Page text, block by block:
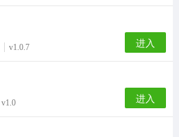
v1.0.7 进入
v1.0 进入